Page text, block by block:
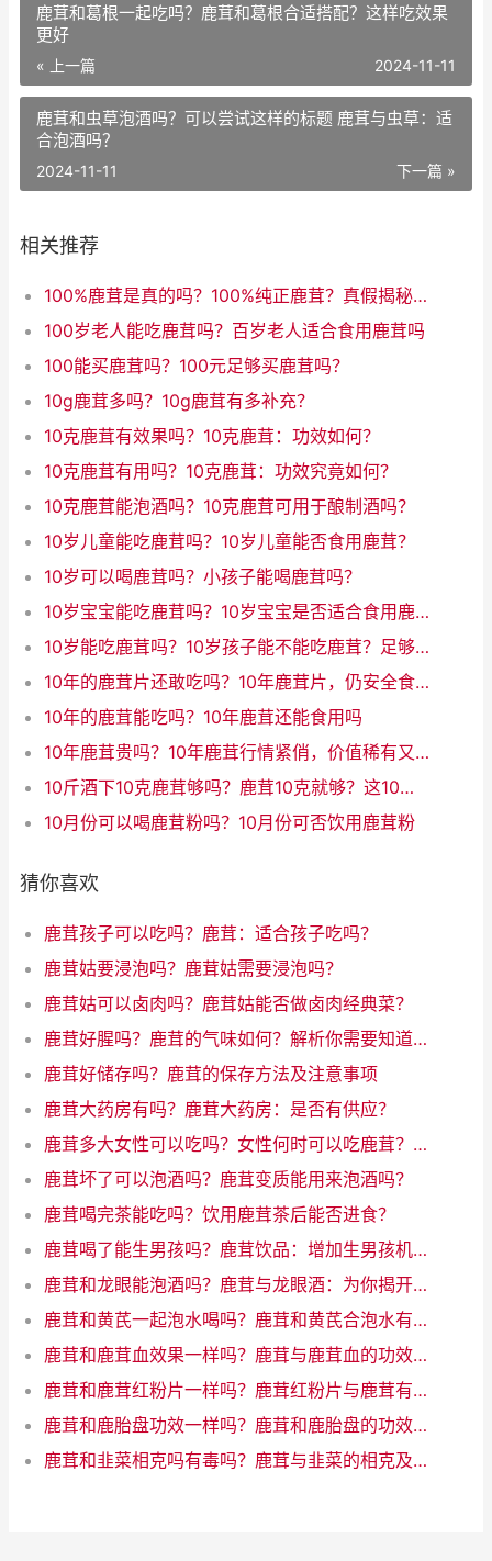
鹿茸和葛根一起吃吗？鹿茸和葛根合适搭配？这样吃效果
更好
« 上一篇 2024-11-11
鹿茸和虫草泡酒吗？可以尝试这样的标题 鹿茸与虫草：适
合泡酒吗？
下一篇 »
2024-11-11
相关推荐
100%鹿茸是真的吗？100%纯正鹿茸？真假揭秘！
100岁老人能吃鹿茸吗？百岁老人适合食用鹿茸吗
100能买鹿茸吗？100元足够买鹿茸吗？
10g鹿茸多吗？10g鹿茸有多补充？
10克鹿茸有效果吗？10克鹿茸：功效如何？
10克鹿茸有用吗？10克鹿茸：功效究竟如何？
10克鹿茸能泡酒吗？10克鹿茸可用于酿制酒吗？
10岁儿童能吃鹿茸吗？10岁儿童能否食用鹿茸？
10岁可以喝鹿茸吗？小孩子能喝鹿茸吗？
10岁宝宝能吃鹿茸吗？10岁宝宝是否适合食用鹿茸
10岁能吃鹿茸吗？10岁孩子能不能吃鹿茸？足够安全吗？
10年的鹿茸片还敢吃吗？10年鹿茸片，仍安全食用吗？
10年的鹿茸能吃吗？10年鹿茸还能食用吗
10年鹿茸贵吗？10年鹿茸行情紧俏，价值稀有又贵吗？
10斤酒下10克鹿茸够吗？鹿茸10克就够？这10斤酒大开销！（31字）
10月份可以喝鹿茸粉吗？10月份可否饮用鹿茸粉
猜你喜欢
鹿茸孩子可以吃吗？鹿茸：适合孩子吃吗？
鹿茸姑要浸泡吗？鹿茸姑需要浸泡吗？
鹿茸姑可以卤肉吗？鹿茸姑能否做卤肉经典菜？
鹿茸好腥吗？鹿茸的气味如何？解析你需要知道的所有
鹿茸好储存吗？鹿茸的保存方法及注意事项
鹿茸大药房有吗？鹿茸大药房：是否有供应？
鹿茸多大女性可以吃吗？女性何时可以吃鹿茸？了解年龄限制
鹿茸坏了可以泡酒吗？鹿茸变质能用来泡酒吗？
鹿茸喝完茶能吃吗？饮用鹿茸茶后能否进食？
鹿茸喝了能生男孩吗？鹿茸饮品：增加生男孩机会的魔力饮料
鹿茸和龙眼能泡酒吗？鹿茸与龙眼酒：为你揭开神秘配对的奇迹！
鹿茸和黄芪一起泡水喝吗？鹿茸和黄芪合泡水有什么好处
鹿茸和鹿茸血效果一样吗？鹿茸与鹿茸血的功效一样吗？
鹿茸和鹿茸红粉片一样吗？鹿茸红粉片与鹿茸有何差异？
鹿茸和鹿胎盘功效一样吗？鹿茸和鹿胎盘的功效相似吗？
鹿茸和韭菜相克吗有毒吗？鹿茸与韭菜的相克及风险